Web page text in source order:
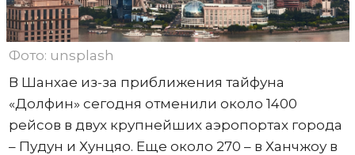
Фото: unsplash
В Шанхае из-за приближения тайфуна
«Долфин» сегодня отменили около 1400
рейсов в двух крупнейших аэропортах города
– Пудун и Хунцяо. Еще около 270 – в Ханчжоу в